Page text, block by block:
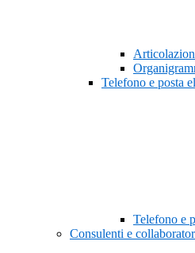
Telefono e posta
Telefono e
Consulenti e